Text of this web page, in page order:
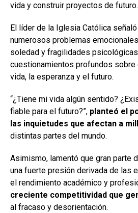
vida y construir proyectos de futuro.
El líder de la Iglesia Católica
numerosos problemas
soledad y fragilidades
cuestionamientos profundos
vida, la esperanza y el futuro.
“¿Tiene mi vida algún sentido?
fiable para el futuro?”, planteó el
las inquietudes que afectan a
distintas partes del mundo.
Asimismo, lamentó que gran parte
una fuerte presión derivada de las
el rendimiento académico y
creciente competitividad que
al fracaso y desorientación.